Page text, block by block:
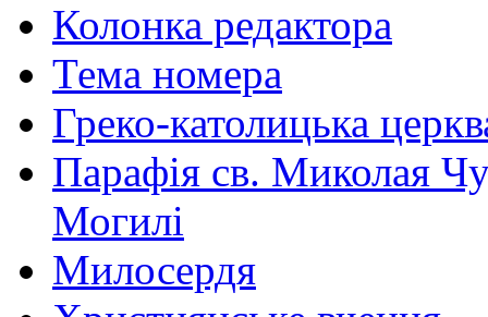
Колонка редактора
Тема номера
Греко-католицька
Парафія св. Миколая
Могилі
Милосердя